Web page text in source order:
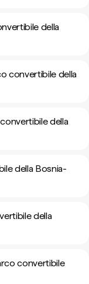
della
convertibile della
della
della Bosnia-
della
convertibile